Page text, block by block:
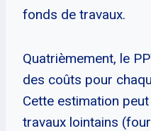
fonds de travaux.
Quatrièmement, le
des coûts pour
Cette estimation
travaux lointains